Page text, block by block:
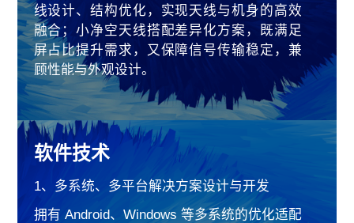
线设计、结构优化，实现天线与机身的高效
融合；小净空天线搭配差异化方案，既满足
屏占比提升需求，又保障信号传输稳定，兼
顾性能与外观设计。
3. 电路设计
我们具备行业领先的电路集成能力，可在极
小主板区域内高效布局复杂电路，实现 1200
+ 组件集成；同时精准解决模块间干扰问题，
提供紧凑、可靠的电路解决方案，支撑多品
类产品稳定运行。
软件技术
1、多系统、多平台解决方案设计与开发
拥有 Android、Windows 等多系统的优化适配